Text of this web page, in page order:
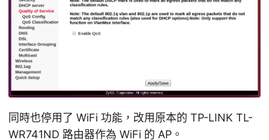
同時也停用了 WiFi 功能，改用原本的 TP-LINK TL-
WR741ND 路由器作為 WiFi 的 AP。